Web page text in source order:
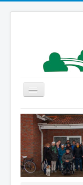
Navigation
an/aus
Startseite
Gruppen
Der Verein
Projekte